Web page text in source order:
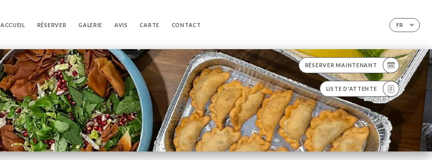
FR
ACCUEIL RÉSERVER GALERIE AVIS CARTE CONTACT
RÉSERVER MAINTENANT
LISTE D'ATTENTE